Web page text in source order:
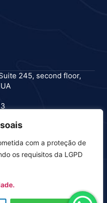
com a proteção de
os requisitos da LGPD
245, second floor,